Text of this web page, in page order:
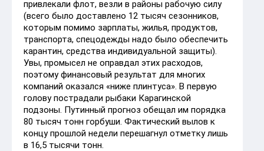
привлекали флот, везли в районы рабочую силу
(всего было доставлено 12 тысяч сезонников,
которым помимо зарплаты, жилья, продуктов,
транспорта, спецодежды надо было обеспечить
карантин, средства индивидуальной защиты).
Увы, промысел не оправдал этих расходов,
поэтому финансовый результат для многих
компаний оказался «ниже плинтуса». В первую
голову пострадали рыбаки Карагинской
подзоны. Путинный прогноз обещал им порядка
80 тысяч тонн горбуши. Фактический вылов к
концу прошлой недели перешагнул отметку лишь
в 16,5 тысячи тонн.